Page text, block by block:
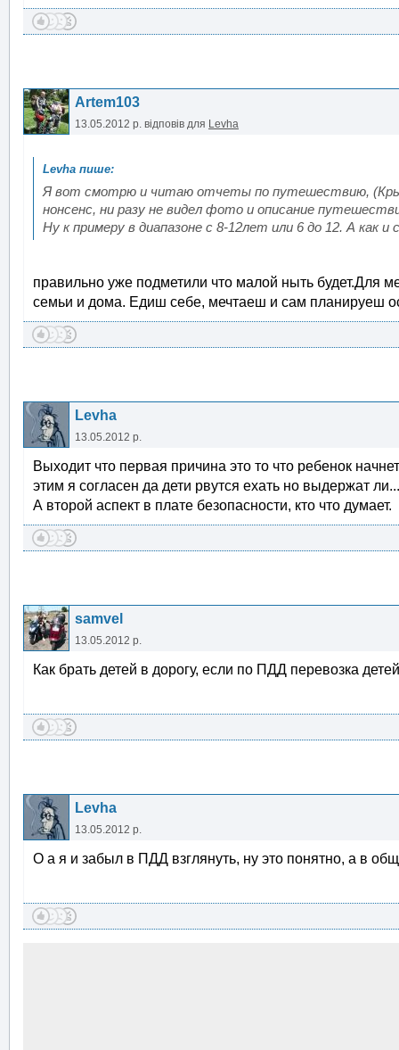
Artem103
13.05.2012 р. відповів для Levha
Я вот смотрю и читаю отчеты по путешествию,
нонсенс, ни разу не видел фото и описание
Ну к примеру в диапазоне с 8-12лет или 6 до 12. А как и
правильно уже подметили что малой ныть будет.Для
семьи и дома. Едиш себе, мечтаеш и сам планируеш
Levha
13.05.2012 р.
Выходит что первая причина это то что ребенок
этим я согласен да дети рвутся ехать но выдержат
А второй аспект в плате безопасности, кто что думает.
samvel
13.05.2012 р.
Как брать детей в дорогу, если по ПДД перевозка
Levha
13.05.2012 р.
О а я и забыл в ПДД взглянуть, ну это понятно, а в